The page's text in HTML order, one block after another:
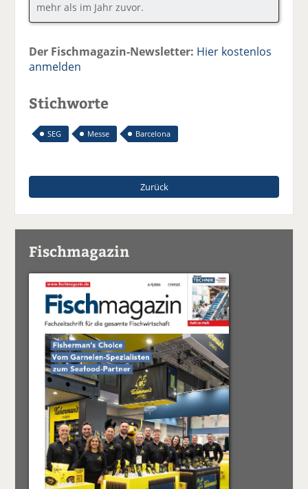
mehr als im Jahr zuvor.
Der Fischmagazin-Newsletter: Hier kostenlos
anmelden
Stichworte
SEG Messe Barcelona
Zurück
Fischmagazin